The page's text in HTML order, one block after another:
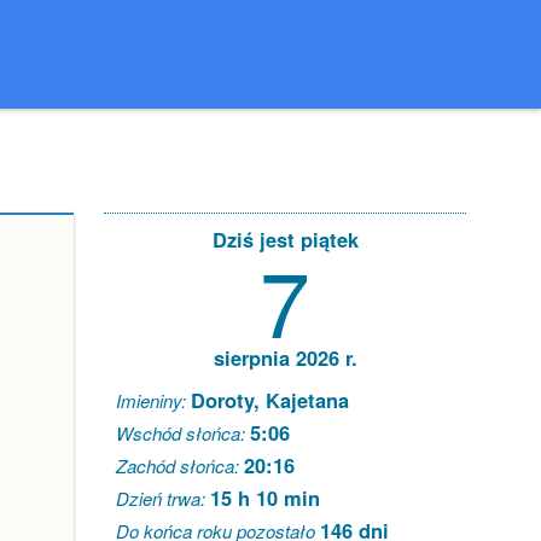
Dziś jest piątek
7
sierpnia 2026 r.
Imieniny: Doroty, Kajetana
Wschód słońca:5:06
Zachód słońca:20:16
Dzień trwa: 15 h 10 min
Do końca roku pozostało 146 dni